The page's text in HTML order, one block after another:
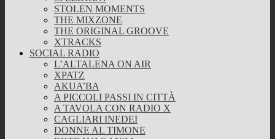
STOLEN MOMENTS
THE MIXZONE
THE ORIGINAL GROOVE
XTRACKS
SOCIAL RADIO
L’ALTALENA ON AIR
XPATZ
AKUA’BA
A PICCOLI PASSI IN CITTÀ
A TAVOLA CON RADIO X
CAGLIARI INEDEI
DONNE AL TIMONE